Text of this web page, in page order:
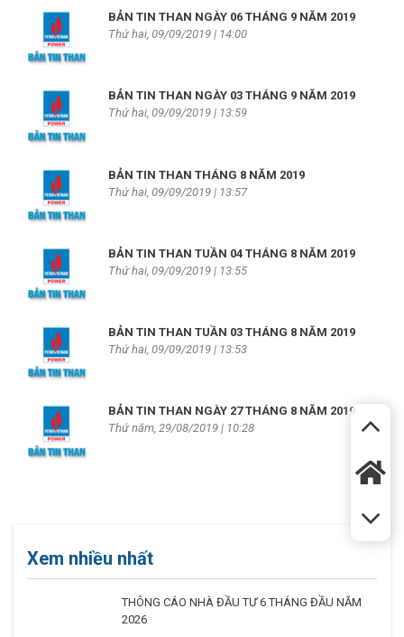
BẢN TIN THAN NGÀY 06 THÁNG 9 NĂM 2019
Thứ hai, 09/09/2019 | 14:00
BẢN TIN THAN NGÀY 03 THÁNG 9 NĂM 2019
Thứ hai, 09/09/2019 | 13:59
BẢN TIN THAN THÁNG 8 NĂM 2019
Thứ hai, 09/09/2019 | 13:57
BẢN TIN THAN TUẦN 04 THÁNG 8 NĂM 2019
Thứ hai, 09/09/2019 | 13:55
BẢN TIN THAN TUẦN 03 THÁNG 8 NĂM 2019
Thứ hai, 09/09/2019 | 13:53
BẢN TIN THAN NGÀY 27 THÁNG 8 NĂM 2019
Thứ năm, 29/08/2019 | 10:28
Xem nhiều nhất
THÔNG CÁO NHÀ ĐẦU TƯ 6 THÁNG ĐẦU NĂM
2026